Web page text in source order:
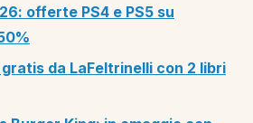
offerte PS4 e PS5 su
da LaFeltrinelli con 2 libri